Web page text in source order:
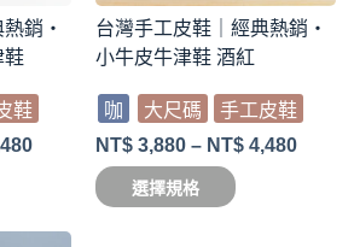
銷・
鞋
鞋
台灣手工皮鞋｜經典熱銷・
小牛皮牛津鞋 酒紅
咖 大尺碼
手工皮鞋
NT$ 3,880 – NT$ 4,480
選擇規格